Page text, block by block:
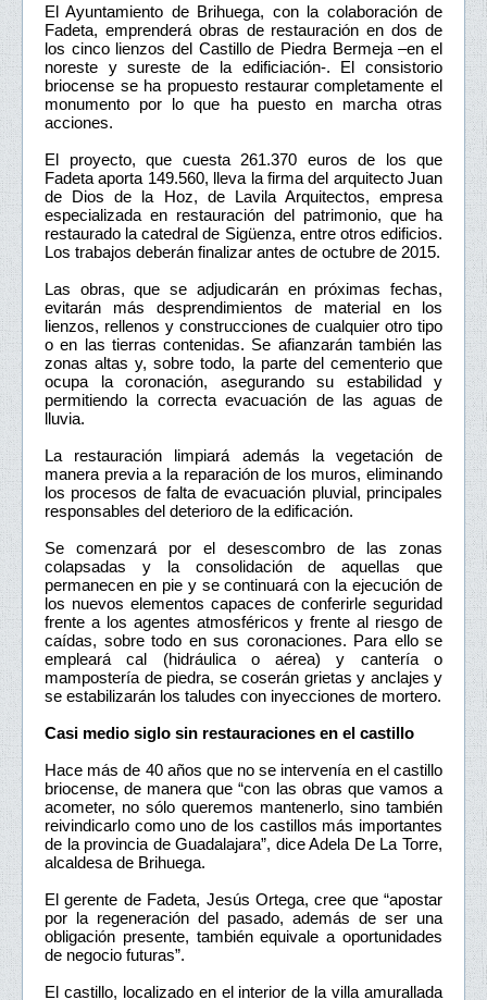
El Ayuntamiento de Brihuega, con la colaboración de
Fadeta, emprenderá obras de restauración en dos de
los cinco lienzos del Castillo de Piedra Bermeja –en el
noreste y sureste de la edificiación-. El consistorio
briocense se ha propuesto restaurar completamente el
monumento por lo que ha puesto en marcha otras
acciones.
El proyecto, que cuesta 261.370 euros de los que
Fadeta aporta 149.560, lleva la firma del arquitecto Juan
de Dios de la Hoz, de Lavila Arquitectos, empresa
especializada en restauración del patrimonio, que ha
restaurado la catedral de Sigüenza, entre otros edificios.
Los trabajos deberán finalizar antes de octubre de 2015.
Las obras, que se adjudicarán en próximas fechas,
evitarán más desprendimientos de material en los
lienzos, rellenos y construcciones de cualquier otro tipo
o en las tierras contenidas. Se afianzarán también las
zonas altas y, sobre todo, la parte del cementerio que
ocupa la coronación, asegurando su estabilidad y
permitiendo la correcta evacuación de las aguas de
lluvia.
La restauración limpiará además la vegetación de
manera previa a la reparación de los muros, eliminando
los procesos de falta de evacuación pluvial, principales
responsables del deterioro de la edificación.
Se comenzará por el desescombro de las zonas
colapsadas y la consolidación de aquellas que
permanecen en pie y se continuará con la ejecución de
los nuevos elementos capaces de conferirle seguridad
frente a los agentes atmosféricos y frente al riesgo de
caídas, sobre todo en sus coronaciones. Para ello se
empleará cal (hidráulica o aérea) y cantería o
mampostería de piedra, se coserán grietas y anclajes y
se estabilizarán los taludes con inyecciones de mortero.
Casi medio siglo sin restauraciones en el castillo
Hace más de 40 años que no se intervenía en el castillo
briocense, de manera que “con las obras que vamos a
acometer, no sólo queremos mantenerlo, sino también
reivindicarlo como uno de los castillos más importantes
de la provincia de Guadalajara”, dice Adela De La Torre,
alcaldesa de Brihuega.
El gerente de Fadeta, Jesús Ortega, cree que “apostar
por la regeneración del pasado, además de ser una
obligación presente, también equivale a oportunidades
de negocio futuras”.
El castillo, localizado en el interior de la villa amurallada